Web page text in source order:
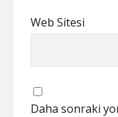
Web Sitesi
Daha sonraki